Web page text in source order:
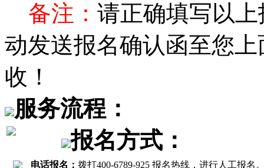
备注： 请正确填写以
动发送报名确认函至您
收！
服务流程：
报名方式：
电话报名： 拨打400-6789-925 报名热线，进行人工报